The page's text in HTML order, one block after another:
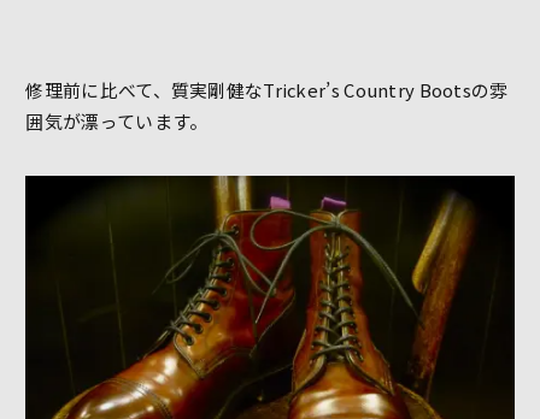
修理前に比べて、質実剛健なTricker’s Country Bootsの雰
囲気が漂っています。